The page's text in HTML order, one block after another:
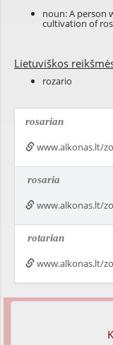
noun: A person
cultivation of
Lietuviškos
rozario
rosarian
www.alkonas.lt/
rosaria
www.alkonas.lt/
rotarian
www.alkonas.lt/